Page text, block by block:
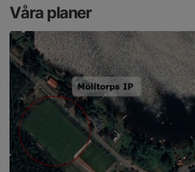
Våra planer